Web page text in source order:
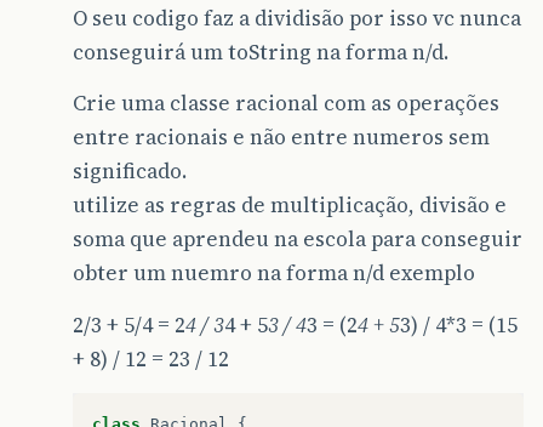
setNumerador(numerador /
setDenominador
(denominador
menor
min
break
}
}
}
Racional Racional
int mmc = mmc( denominador,
int
numerador = ((mmc / denominador
Racional
resultado = new Racional (
return
O seu codigo faz a dividisão por isso vc nunca
conseguirá um toString na forma n/d.
Crie uma classe racional com as operações
entre racionais e não entre numeros sem
significado.
utilize as regras de multiplicação, divisão e
soma que aprendeu na escola para conseguir
obter um nuemro na forma n/d exemplo
2/3 + 5/4 = 24 / 34 + 53 / 43 = (24 + 53) / 4*3 = (15
+ 8) / 12 = 23 / 12